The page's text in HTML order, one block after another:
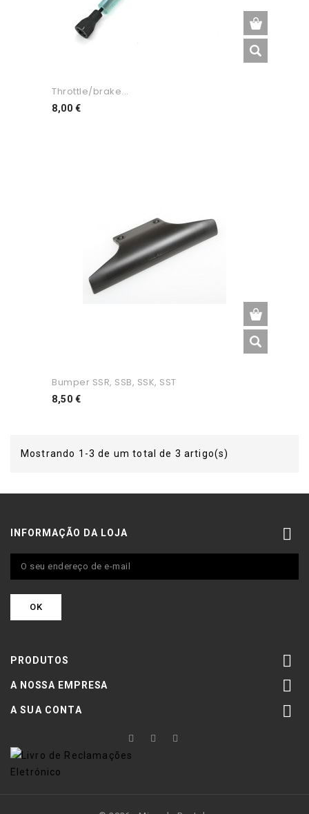
Throttle/brake...
8,00 €Preço
Bumper SSR, SSB, SSK, SST
8,50 €Preço
Mostrando 1-3 de um total de 3 artigo(s)
INFORMAÇÃO DA LOJA 
PRODUTOS 
A NOSSA EMPRESA 
A SUA CONTA 